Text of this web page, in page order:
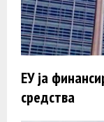
ЕУ ја
средства